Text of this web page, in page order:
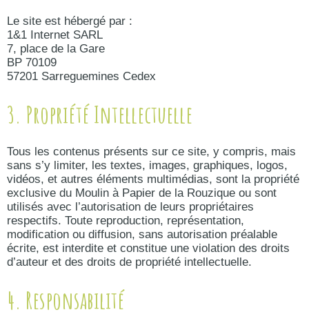
Le site est hébergé par :
1&1 Internet SARL
7, place de la Gare
BP 70109
57201 Sarreguemines Cedex
3. Propriété Intellectuelle
Tous les contenus présents sur ce site, y compris, mais
sans s’y limiter, les textes, images, graphiques, logos,
vidéos, et autres éléments multimédias, sont la propriété
exclusive du Moulin à Papier de la Rouzique ou sont
utilisés avec l’autorisation de leurs propriétaires
respectifs. Toute reproduction, représentation,
modification ou diffusion, sans autorisation préalable
écrite, est interdite et constitue une violation des droits
d’auteur et des droits de propriété intellectuelle.
4. Responsabilité